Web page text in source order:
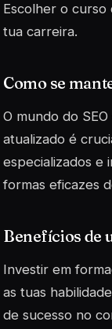
Escolher o
tua carreira.
Como se
O mundo do
atualizado é
especializados e
formas eficazes
Benefícios de
Investir em
as tuas
de sucesso no